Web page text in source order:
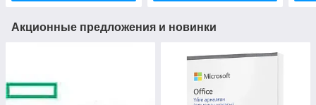
Акционные предложения и новинки